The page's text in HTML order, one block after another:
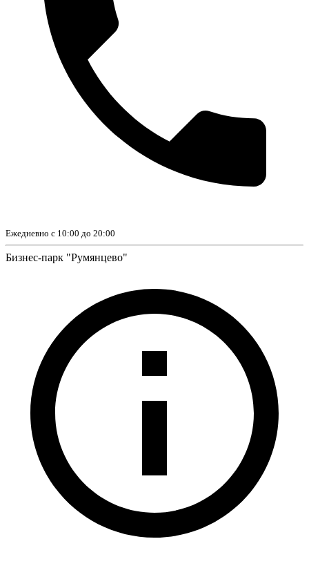
Ежедневно с 10:00 до 20:00
Бизнес-парк "Румянцево"